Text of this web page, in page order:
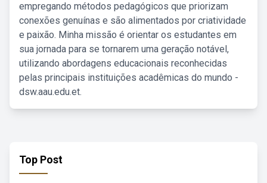
empregando métodos pedagógicos que priorizam
conexões genuínas e são alimentados por criatividade
e paixão. Minha missão é orientar os estudantes em
sua jornada para se tornarem uma geração notável,
utilizando abordagens educacionais reconhecidas
pelas principais instituições acadêmicas do mundo -
dsw.aau.edu.et.
Top Post